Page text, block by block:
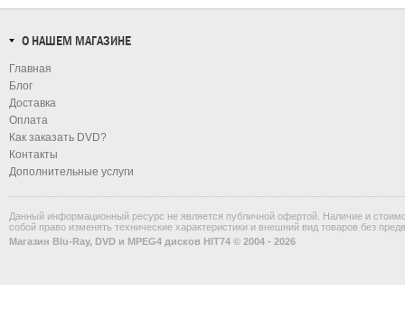
О НАШЕМ МАГАЗИНЕ
Главная
Блог
Доставка
Оплата
Как заказать DVD?
Контакты
Дополнительные услуги
Данный информационный ресурс не является публичной офертой. Наличие и
собой право изменять технические характеристики и внешний вид товаров без
Магазин Blu-Ray, DVD и MPEG4 дисков HIT74 © 2004 - 2026